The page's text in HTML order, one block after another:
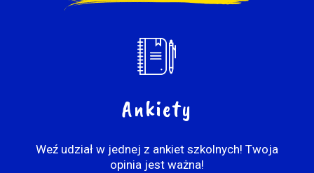
Ankiety
Weź udział w jednej z ankiet szkolnych! Twoja
opinia jest ważna!